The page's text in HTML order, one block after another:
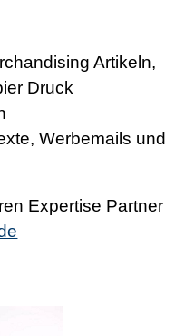
Artikeln,
Druck
Werbemails und
Expertise Partner